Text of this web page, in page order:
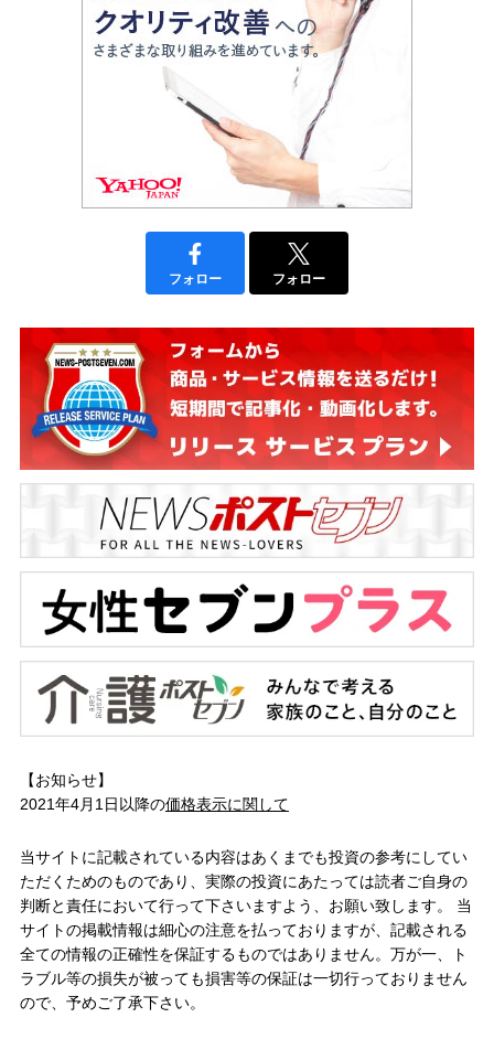
フォロー フォロー
【お知らせ】
2021年4月1日以降の価格表示に関して
当サイトに記載されている内容はあくまでも投資の参考にしてい
ただくためのものであり、実際の投資にあたっては読者ご自身の
判断と責任において行って下さいますよう、お願い致します。 当
サイトの掲載情報は細心の注意を払っておりますが、記載される
全ての情報の正確性を保証するものではありません。万が一、ト
ラブル等の損失が被っても損害等の保証は一切行っておりません
ので、予めご了承下さい。